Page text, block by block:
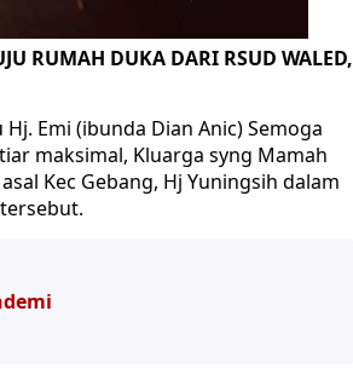
RUMAH DUKA DARI RSUD WALED,
Emi (ibunda Dian Anic) Semoga
maksimal, Kluarga syng Mamah
Kec Gebang, Hj Yuningsih dalam